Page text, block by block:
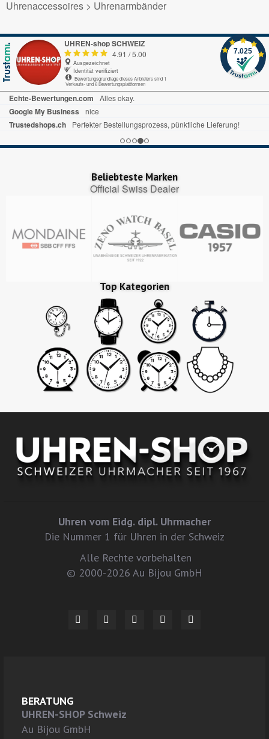
Uhrenaccessoires > Uhrenarmbänder
UHREN-shop SCHWEIZ
4.91 /5.00
Ausgezeichnet
Identität verifiziert
Bewertungsgrundlage dieses Anbieters sind 1
Verkaufs- und 6 Bewertungsplattformen
7.025
Trusted Shops.de Alles gut gelaufen
Trustedshops.ch ich habe schon mal bewertet alles war sehr gut ,prompte Lieferung bin zufrieden
Echte-Bewertungen.com Ist alles sehr übersichtlich. Bin sehr zufrieden.
Beliebteste Marken
Official Swiss Dealer
Top Kategorien
Uhren vom Eidg. dipl. Uhrmacher
Die Nummer 1 für Uhren in der Schweiz
Alle Rechte vorbehalten
© 2000-2026 Au Bijou GmbH
BERATUNG
UHREN-SHOP Schweiz
Au Bijou GmbH